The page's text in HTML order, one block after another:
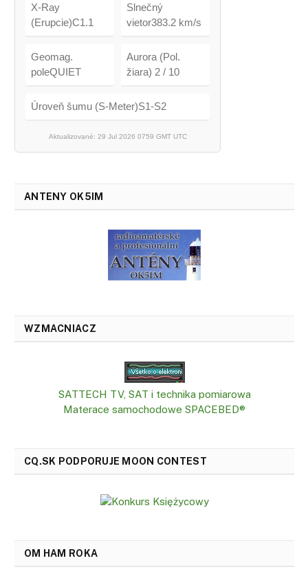
X-Ray
(Erupcie)C1.1
Slnečný
vietor383.2 km/s
Geomag.
poleQUIET
Aurora (Pol.
žiara) 2 / 10
Úroveň šumu (S-Meter)S1-S2
Aktualizované: 29 Jul 2026 0759 GMT UTC
ANTENY OK5IM
WZMACNIACZ
SATTECH TV, SAT i technika pomiarowa
Materace samochodowe SPACEBED®
CQ.SK PODPORUJE MOON CONTEST
OM HAM ROKA